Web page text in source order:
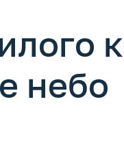
небо